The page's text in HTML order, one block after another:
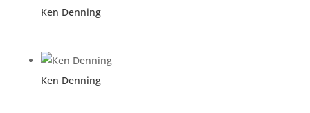
Ken Denning
Ken Denning